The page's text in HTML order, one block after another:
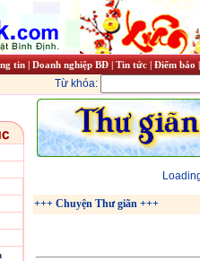
tin|Doanh nghiệp BĐ|Tin tức|Điểm báo
Từ khóa:
+++ Chuyện Thư giãn +++